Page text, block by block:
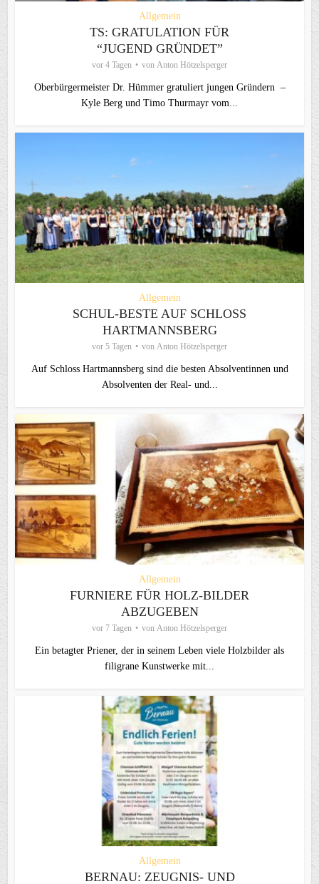
Allgemein
TS: GRATULATION FÜR
“JUGEND GRÜNDET”
vor 4 Tagen von Anton Hötzelsperger
Oberbürgermeister Dr. Hümmer gratuliert jungen Gründern –
Kyle Berg und Timo Thurmayr vom...
Allgemein
SCHUL-BESTE AUF SCHLOSS
HARTMANNSBERG
vor 5 Tagen von Anton Hötzelsperger
Auf Schloss Hartmannsberg sind die besten Absolventinnen und
Absolventen der Real- und...
Allgemein
FURNIERE FÜR HOLZ-BILDER
ABZUGEBEN
vor 7 Tagen von Anton Hötzelsperger
Ein betagter Priener, der in seinem Leben viele Holzbilder als
filigrane Kunstwerke mit...
Allgemein
BERNAU: ZEUGNIS- UND